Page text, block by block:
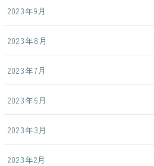
2023年9月
2023年8月
2023年7月
2023年6月
2023年3月
2023年2月